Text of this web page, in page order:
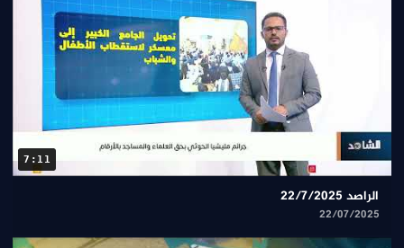
7:11
الراصد 22/7/2025
22/07/2025